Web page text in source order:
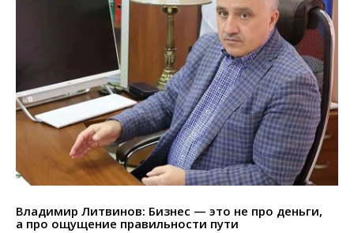
Владимир Литвинов: Бизнес — это не про деньги,
а про ощущение правильности пути